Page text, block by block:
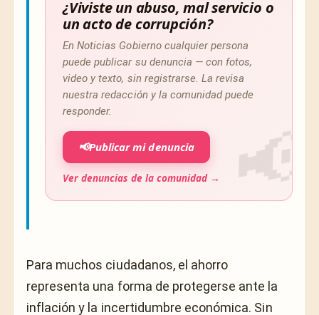
¿Viviste un abuso, mal servicio o
un acto de corrupción?
En Noticias Gobierno cualquier persona
puede publicar su denuncia — con fotos,
video y texto, sin registrarse. La revisa
nuestra redacción y la comunidad puede
responder.
📢Publicar mi denuncia
Ver denuncias de la comunidad →
Para muchos ciudadanos, el ahorro
representa una forma de protegerse ante la
inflación y la incertidumbre económica. Sin